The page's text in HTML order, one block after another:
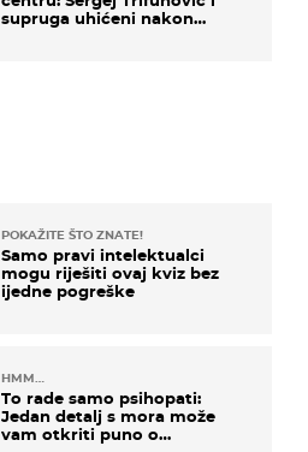
supruga uhićeni nakon
POKAŽITE ŠTO ZNATE!
Samo pravi intelektualci
mogu riješiti ovaj kviz bez
ijedne pogreške
HMM…
To rade samo psihopati:
Jedan detalj s mora može
vam otkriti puno o